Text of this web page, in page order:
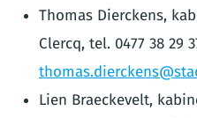
Thomas Dierckens,
Clercq, tel. 0477 38 29
Lien Braeckevelt,